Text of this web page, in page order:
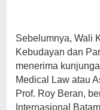
Sebelumnya, Wali
Kebudayan dan
menerima
Medical Law atau
Prof. Roy Beran,
Internasional